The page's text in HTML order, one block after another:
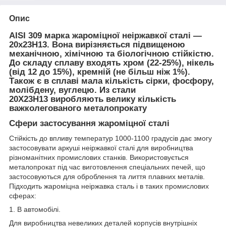
Опис
AISI 309 марка жароміцної неіржавкої сталі —
20х23Н13. Вона вирізняється підвищеною
механічною, хімічною та біологічною стійкістю.
До складу сплаву входять хром (22-25%), нікель
(від 12 до 15%), кремній (не більш ніж 1%).
Також є в сплаві мала кількість сірки, фосфору,
молібдену, вуглецю. Из стали
20Х23Н13 виробляють велику кількість
важколегованого металопрокату
Сфери застосування жароміцної сталі
Стійкість до впливу температур 1000-1100 градусів дає змогу
застосовувати аркуші неіржавкої сталі для виробництва
різноманітних промислових станків. Використовується
металопрокат під час виготовлення спеціальних печей, що
застосовуються для оброблення та лиття плавних металів.
Підходить жароміцна неіржавка сталь і в таких промислових
сферах:
1. В автомобілі.
Для виробництва невеликих деталей корпусів внутрішніх